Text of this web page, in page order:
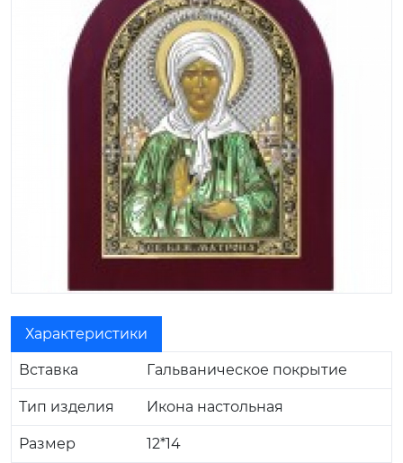
Характеристики
Вставка Гальваническое покрытие
Тип изделия Икона настольная
Размер 12*14